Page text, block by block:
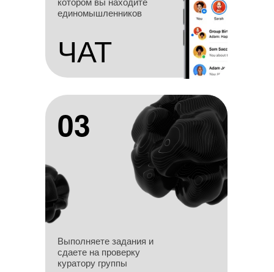
Выполняете задания и
сдаете на проверку
куратору группы
03
03
ЧАТ
Выполняете задания и
сдаете на проверку
куратору группы
ЧАТ
единомышленников